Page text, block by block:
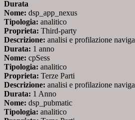
Durata
Nome: dsp_app_nexus
Tipologia: analitico
Proprieta: Third-party
Descrizione: analisi e profilazione
Durata: 1 anno
Nome: cpSess
Tipologia: analitico
Proprieta: Terze Parti
Descrizione: analisi e profilazione
Durata: 1 Anno
Nome: dsp_pubmatic
Tipologia: analitico